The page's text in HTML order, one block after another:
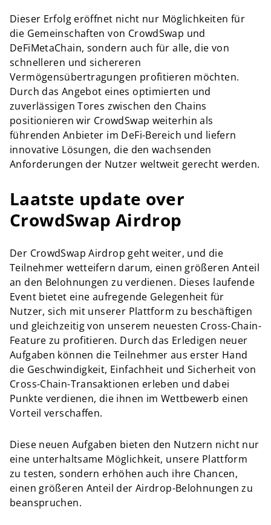
Dieser Erfolg eröffnet nicht nur Möglichkeiten für
die Gemeinschaften von CrowdSwap und
DeFiMetaChain, sondern auch für alle, die von
schnelleren und sichereren
Vermögensübertragungen profitieren möchten.
Durch das Angebot eines optimierten und
zuverlässigen Tores zwischen den Chains
positionieren wir CrowdSwap weiterhin als
führenden Anbieter im DeFi-Bereich und liefern
innovative Lösungen, die den wachsenden
Anforderungen der Nutzer weltweit gerecht werden.
Laatste update over
CrowdSwap Airdrop
Der CrowdSwap Airdrop geht weiter, und die
Teilnehmer wetteifern darum, einen größeren Anteil
an den Belohnungen zu verdienen. Dieses laufende
Event bietet eine aufregende Gelegenheit für
Nutzer, sich mit unserer Plattform zu beschäftigen
und gleichzeitig von unserem neuesten Cross-Chain-
Feature zu profitieren. Durch das Erledigen neuer
Aufgaben können die Teilnehmer aus erster Hand
die Geschwindigkeit, Einfachheit und Sicherheit von
Cross-Chain-Transaktionen erleben und dabei
Punkte verdienen, die ihnen im Wettbewerb einen
Vorteil verschaffen.
Diese neuen Aufgaben bieten den Nutzern nicht nur
eine unterhaltsame Möglichkeit, unsere Plattform
zu testen, sondern erhöhen auch ihre Chancen,
einen größeren Anteil der Airdrop-Belohnungen zu
beanspruchen.